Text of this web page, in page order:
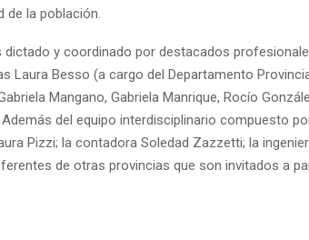
la población.
y coordinado por destacados
Laura Besso (a cargo del Departamento
Mangano, Gabriela Manrique, Rocío
del equipo interdisciplinario compuesto
Pizzi; la contadora Soledad Zazzetti; la
de otras provincias que son invitados a